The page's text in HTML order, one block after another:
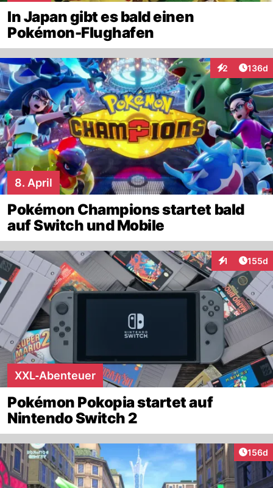
In Japan gibt es bald einen
Pokémon-Flughafen
2
Interaktionen
136d
8. April
Pokémon Champions startet bald
auf Switch und Mobile
1
Interaktionen
155d
XXL‑Abenteuer
Pokémon Pokopia startet auf
Nintendo Switch 2
156d